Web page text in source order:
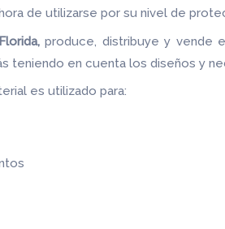
de utilizarse por su nivel de
produce, distribuye y vende
teniendo en cuenta los diseños y
es utilizado para: